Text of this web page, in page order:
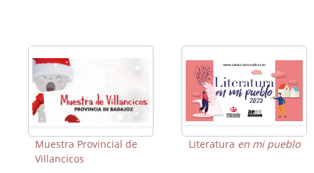
Muestra Provincial de
Villancicos
Literatura en mi pueblo